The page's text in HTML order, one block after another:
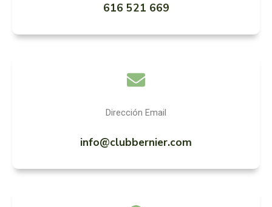
616 521 669
Dirección Email
info@clubbernier.com